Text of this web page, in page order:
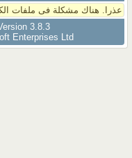
عذرا. هناك مشكلة فى ملفات
3.8.3
Enterprises Ltd.